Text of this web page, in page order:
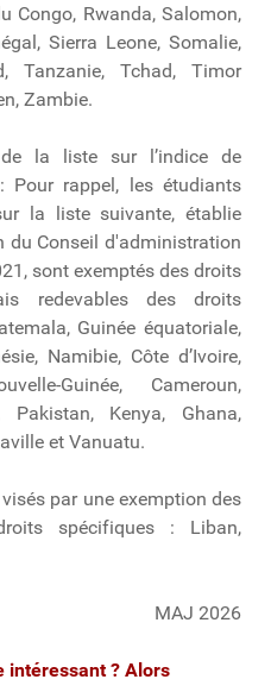
Congo, Rwanda, Salomon,
Sierra Leone, Somalie,
Tanzanie, Tchad, Timor
Zambie.
la liste sur l’indice de
Pour rappel, les étudiants
la liste suivante, établie
du Conseil d'administration
sont exemptés des droits
redevables des droits
Guinée équatoriale,
Namibie, Côte d’Ivoire,
Guinée, Cameroun,
Pakistan, Kenya, Ghana,
et Vanuatu.
par une exemption des
spécifiques : Liban,
MAJ 2026
intéressant ? Alors